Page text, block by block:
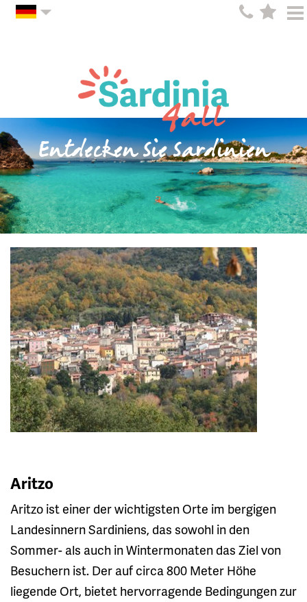
Entdecken Sie Sardinien
Aritzo
Aritzo ist einer der wichtigsten Orte im bergigen
Landesinnern Sardiniens, das sowohl in den
Sommer- als auch in Wintermonaten das Ziel von
Besuchern ist. Der auf circa 800 Meter Höhe
liegende Ort, bietet hervorragende Bedingungen zur